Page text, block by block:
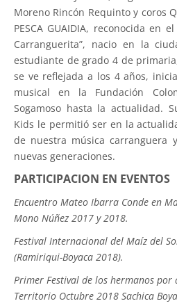
Moreno Rincón Requinto y coros
PESCA GUAIDIA, reconocida en
Carranguerita”, nacio en la
estudiante de grado 4 de
se ve reflejada a los 4 años,
musical en la Fundación
Sogamoso hasta la actualidad.
Kids le permitió ser en la
de nuestra música carranguera
nuevas generaciones.
PARTICIPACION EN EVENTOS
Encuentro Mateo Ibarra Conde en
Mono Núñez 2017 y 2018.
Festival Internacional del Maíz del
(Ramiriqui-Boyaca 2018).
Primer Festival de los hermanos por
Territorio Octubre 2018 Sachica